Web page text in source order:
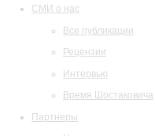
СМИ о нас
Все публикации
Рецензии
Интервью
Время Шостаковича
Партнеры